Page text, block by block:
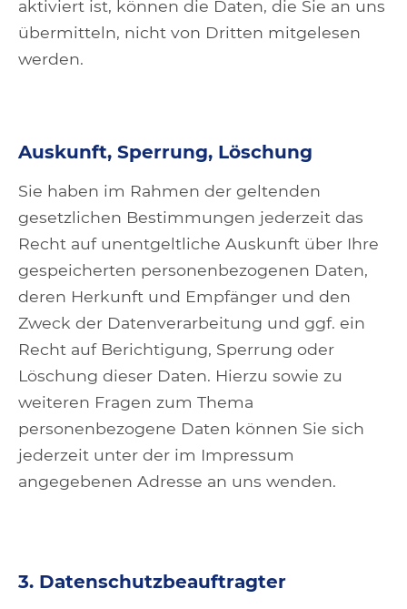
aktiviert ist, können die Daten, die Sie an uns
übermitteln, nicht von Dritten mitgelesen
werden.
Auskunft, Sperrung, Löschung
Sie haben im Rahmen der geltenden
gesetzlichen Bestimmungen jederzeit das
Recht auf unentgeltliche Auskunft über Ihre
gespeicherten personenbezogenen Daten,
deren Herkunft und Empfänger und den
Zweck der Datenverarbeitung und ggf. ein
Recht auf Berichtigung, Sperrung oder
Löschung dieser Daten. Hierzu sowie zu
weiteren Fragen zum Thema
personenbezogene Daten können Sie sich
jederzeit unter der im Impressum
angegebenen Adresse an uns wenden.
3. Datenschutzbeauftragter